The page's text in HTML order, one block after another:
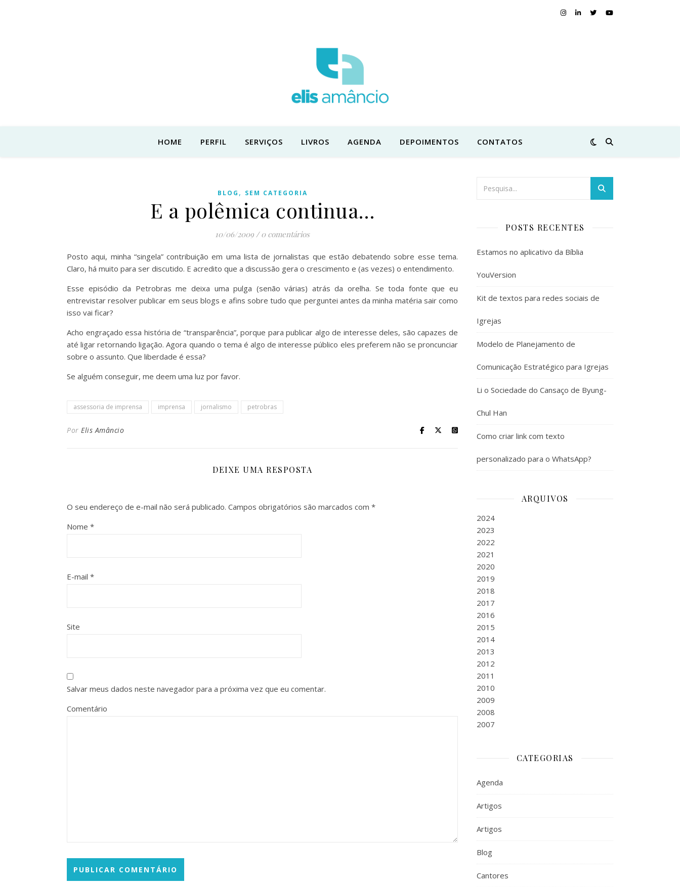
HOME PERFIL SERVIÇOS LIVROS AGENDA DEPOIMENTOS CONTATOS
BLOG , SEM CATEGORIA
E a polêmica continua…
10/06/2009 / 0 comentários
Posto aqui, minha “singela” contribuição em uma lista de jornalistas que estão debatendo sobre esse tema.
Claro, há muito para ser discutido. E acredito que a discussão gera o crescimento e (as vezes) o entendimento.
Esse episódio da Petrobras me deixa uma pulga (senão várias) atrás da orelha. Se toda fonte que eu
entrevistar resolver publicar em seus blogs e afins sobre tudo que perguntei antes da minha matéria sair como
isso vai ficar?
Acho engraçado essa história de “transparência”, porque para publicar algo de interesse deles, são capazes de
até ligar retornando ligação. Agora quando o tema é algo de interesse público eles preferem não se proncunciar
sobre o assunto. Que liberdade é essa?
Se alguém conseguir, me deem uma luz por favor.
assessoria de imprensa imprensa jornalismo petrobras
Por Elis Amâncio
DEIXE UMA RESPOSTA
O seu endereço de e-mail não será publicado. Campos obrigatórios são marcados com *
Nome *
E-mail *
Site
Salvar meus dados neste navegador para a próxima vez que eu comentar.
Comentário
POSTS RECENTES
Estamos no aplicativo da Bíblia
YouVersion
Kit de textos para redes sociais de
Igrejas
Modelo de Planejamento de
Comunicação Estratégico para Igrejas
Li o Sociedade do Cansaço de Byung-
Chul Han
Como criar link com texto
personalizado para o WhatsApp?
ARQUIVOS
2024
2023
2022
2021
2020
2019
2018
2017
2016
2015
2014
2013
2012
2011
2010
2009
2008
2007
CATEGORIAS
Agenda
Artigos
Artigos
Blog
Cantores